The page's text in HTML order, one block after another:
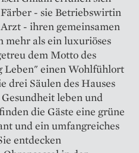
- sie Betriebswirtin
- ihren gemeinsamen
mehr als ein luxuriöses
dem Motto des
Leben" einen Wohlfühlort
drei Säulen des Hauses
leben und
die Gäste eine grüne
und ein umfangreiches
entdecken